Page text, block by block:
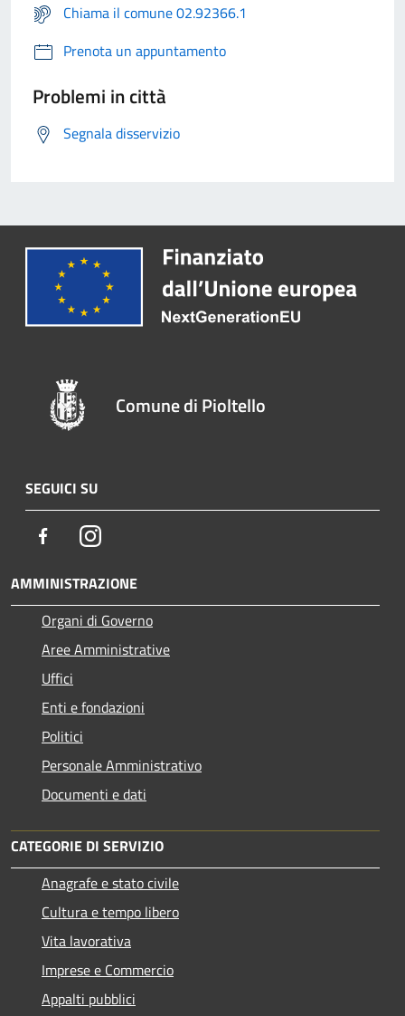
Chiama il comune 02.92366.1
Prenota un appuntamento
Problemi in città
Segnala disservizio
Comune di Pioltello
SEGUICI SU
FacebookInstagram
AMMINISTRAZIONE
Organi di Governo
Aree Amministrative
Uffici
Enti e fondazioni
Politici
Personale Amministrativo
Documenti e dati
CATEGORIE DI SERVIZIO
Anagrafe e stato civile
Cultura e tempo libero
Vita lavorativa
Imprese e Commercio
Appalti pubblici